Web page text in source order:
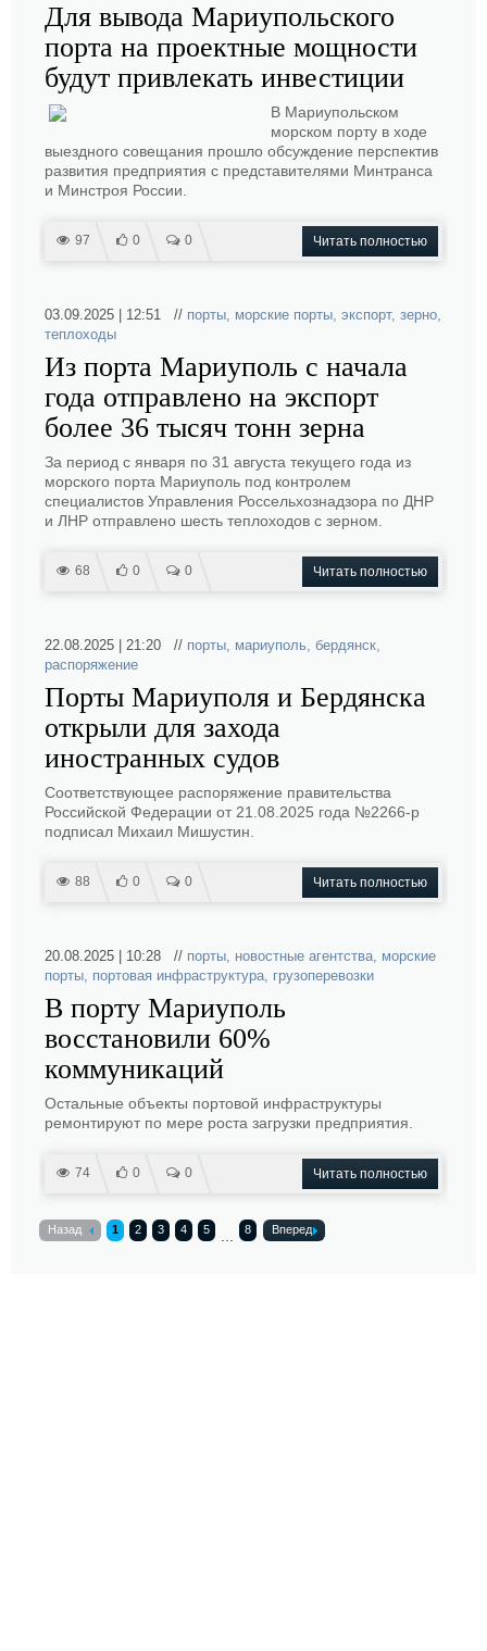
Для вывода Мариупольского
порта на проектные мощности
будут привлекать инвестиции
В Мариупольском
морском порту в ходе
выездного совещания прошло обсуждение перспектив
развития предприятия с представителями Минтранса
и Минстроя России.
97 0 0 Читать полностью
03.09.2025 | 12:51 // порты, морские порты, экспорт, зерно,
теплоходы
Из порта Мариуполь с начала
года отправлено на экспорт
более 36 тысяч тонн зерна
За период с января по 31 августа текущего года из
морского порта Мариуполь под контролем
специалистов Управления Россельхознадзора по ДНР
и ЛНР отправлено шесть теплоходов с зерном.
68 0 0 Читать полностью
22.08.2025 | 21:20 // порты, мариуполь, бердянск,
распоряжение
Порты Мариуполя и Бердянска
открыли для захода
иностранных судов
Соответствующее распоряжение правительства
Российской Федерации от 21.08.2025 года №2266-р
подписал Михаил Мишустин.
88 0 0 Читать полностью
20.08.2025 | 10:28 // порты, новостные агентства, морские
порты, портовая инфраструктура, грузоперевозки
В порту Мариуполь
восстановили 60%
коммуникаций
Остальные объекты портовой инфраструктуры
ремонтируют по мере роста загрузки предприятия.
74 0 0 Читать полностью
Назад 1 2 3 4 5 8 Вперед